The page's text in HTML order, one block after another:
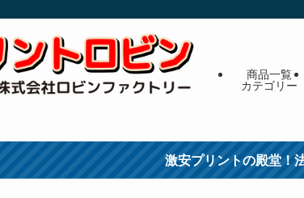
商品一覧
カテゴリー
激安プリントの殿堂！